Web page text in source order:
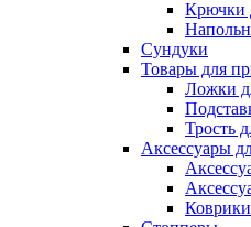
Крючки
Сундуки
Товары для
Ложки
Трость
Аксессуары